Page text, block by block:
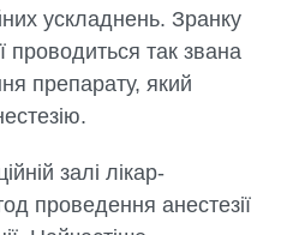
ускладнень. Зранку
проводиться так звана
препарату, який
залі лікар-
проведення анестезії